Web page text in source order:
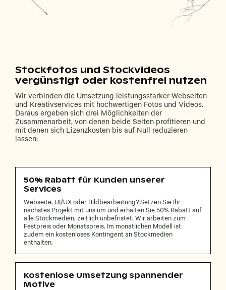
Stockfotos und Stockvideos
vergünstigt oder kostenfrei nutzen
Wir verbinden die Umsetzung leistungsstarker Webseiten
und Kreativservices mit hochwertigen Fotos und Videos.
Daraus ergeben sich drei Möglichkeiten der
Zusammenarbeit, von denen beide Seiten profitieren und
mit denen sich Lizenzkosten bis auf Null reduzieren
lassen:
50% Rabatt für Kunden unserer
Services
Webseite, UI/UX oder Bildbearbeitung? Setzen Sie Ihr
nächstes Projekt mit uns um und erhalten Sie 50% Rabatt auf
alle Stockmedien, zeitlich unbefristet. Wir arbeiten zum
Festpreis oder Monatspreis. Im monatlichen Modell ist
zudem ein kostenloses Kontingent an Stockmedien
enthalten.
Kostenlose Umsetzung spannender
Motive